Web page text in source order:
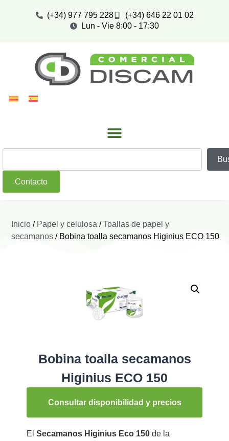
(+34) 977 795 228
(+34) 646 22 01 02
Lun - Vie 8:00 - 17:30
Contacto
Inicio / Papel y celulosa /Toallas de papel y
secamanos / Bobina toalla secamanos Higinius ECO 150
Bobina toalla secamanos
Higinius ECO 150
Consultar disponibilidad y precios
El Secamanos Higinius Eco 150de la